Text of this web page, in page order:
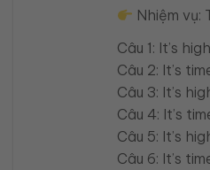
Nhiệm vụ:
Câu 1: It’s
Câu 2: It’s
Câu 3: It’s
Câu 4: It’s
Câu 5: It’s
Câu 6: It’s